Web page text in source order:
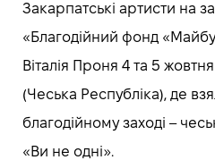
Закарпатські артисти на
«Благодійний фонд
Віталія Проня 4 та 5
(Чеська Республіка), де
благодійному заході –
«Ви не одні».